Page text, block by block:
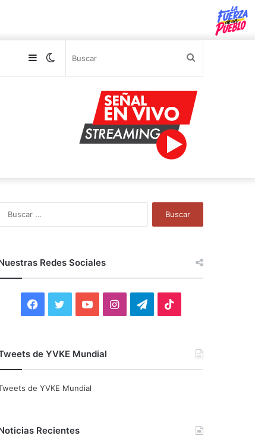
Switch
Sidebar
Redes Sociales
F
c
i
Y
u
I
T
de YVKE Mundial
de YVKE Mundial
Recientes